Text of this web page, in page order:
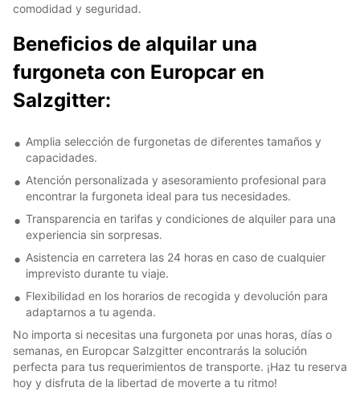
comodidad y seguridad.
Beneficios de alquilar una
furgoneta con Europcar en
Salzgitter:
Amplia selección de furgonetas de diferentes tamaños y
capacidades.
Atención personalizada y asesoramiento profesional para
encontrar la furgoneta ideal para tus necesidades.
Transparencia en tarifas y condiciones de alquiler para una
experiencia sin sorpresas.
Asistencia en carretera las 24 horas en caso de cualquier
imprevisto durante tu viaje.
Flexibilidad en los horarios de recogida y devolución para
adaptarnos a tu agenda.
No importa si necesitas una furgoneta por unas horas, días o
semanas, en Europcar Salzgitter encontrarás la solución
perfecta para tus requerimientos de transporte. ¡Haz tu reserva
hoy y disfruta de la libertad de moverte a tu ritmo!